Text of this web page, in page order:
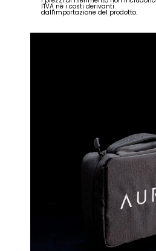
l'IVA né i costi derivanti
dall'importazione del prodotto.